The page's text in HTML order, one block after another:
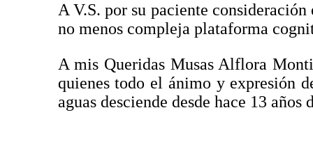
A V.S. por su paciente
no menos compleja plataforma
A mis Queridas Musas Alflora
quienes todo el ánimo y expresión
aguas desciende desde hace 13